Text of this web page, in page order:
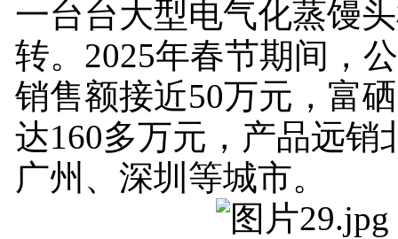
一台台大型电气化蒸馒
转。2025年春节期间，
销售额接近50万元，富
达160多万元，产品远销
广州、深圳等城市。